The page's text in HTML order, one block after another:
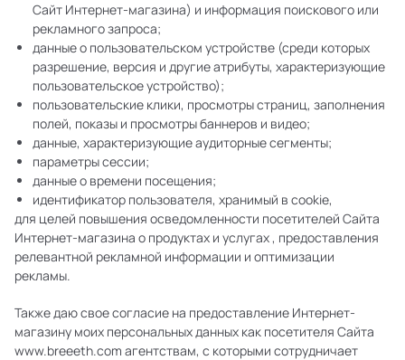
Сайт Интернет-магазина) и информация поискового или
рекламного запроса;
данные о пользовательском устройстве (среди которых
разрешение, версия и другие атрибуты, характеризующие
пользовательское устройство);
пользовательские клики, просмотры страниц, заполнения
полей, показы и просмотры баннеров и видео;
данные, характеризующие аудиторные сегменты;
параметры сессии;
данные о времени посещения;
идентификатор пользователя, хранимый в cookie,
для целей повышения осведомленности посетителей Сайта
Интернет-магазина о продуктах и услугах , предоставления
релевантной рекламной информации и оптимизации
рекламы.
Также даю свое согласие на предоставление Интернет-
магазину моих персональных данных как посетителя Сайта
www.breeeth.com агентствам, с которыми сотрудничает